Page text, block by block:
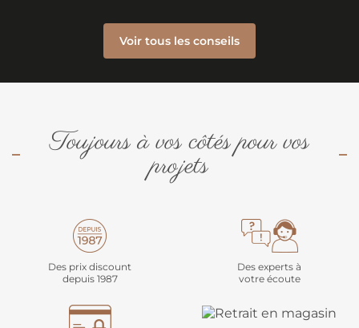
Voir tous les conseils
Toujours à vos côtés pour vos
projets
Des prix discount
depuis 1987
Des experts à
votre écoute